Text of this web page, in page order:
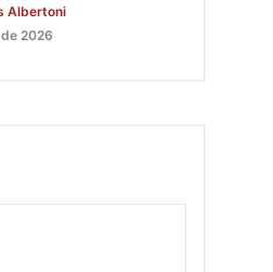
Albertoni
2026